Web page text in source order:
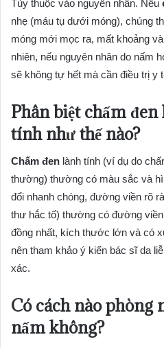
Tùy thuộc vào nguyên nhân. Nếu
nhẹ (máu tụ dưới móng), chúng
móng mới mọc ra, mất khoảng
nhiên, nếu nguyên nhân do nấm
sẽ không tự hết mà cần điều trị y
Phân biệt chấm
tính như thế nào?
Chấm đen lành tính (ví dụ do
thường) thường có màu sắc và
đổi nhanh chóng, đường viền rõ
thư hắc tố) thường có đường
đồng nhất, kích thước lớn và có
nên tham khảo ý kiến bác sĩ da
xác.
Có cách nào phòng
nấm không?